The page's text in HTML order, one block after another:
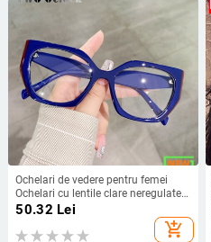
Ochelari de vedere pentru femei
Ochelari cu lentile clare neregulate
2022 Trend No Grad Miopie Ramă
optică cu prescripție Doamne
Lumină albastră
50.32 Lei
add_shopping_cart